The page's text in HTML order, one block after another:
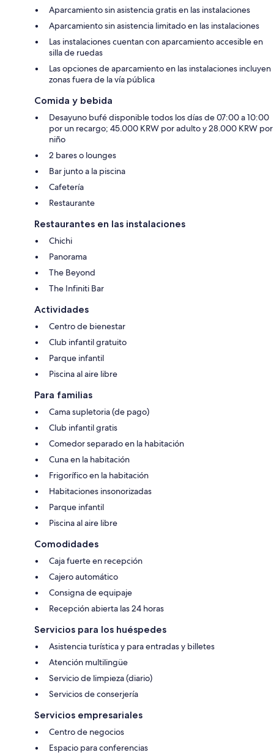
Aparcamiento sin asistencia gratis en las instalaciones
Aparcamiento sin asistencia limitado en las instalaciones
Las instalaciones cuentan con aparcamiento accesible en
silla de ruedas
Las opciones de aparcamiento en las instalaciones incluyen
zonas fuera de la vía pública
Comida y bebida
Desayuno bufé disponible todos los días de 07:00 a 10:00
por un recargo; 45.000 KRW por adulto y 28.000 KRW por
niño
2 bares o lounges
Bar junto a la piscina
Cafetería
Restaurante
Restaurantes en las instalaciones
Chichi
Panorama
The Beyond
The Infiniti Bar
Actividades
Centro de bienestar
Club infantil gratuito
Parque infantil
Piscina al aire libre
Para familias
Cama supletoria (de pago)
Club infantil gratis
Comedor separado en la habitación
Cuna en la habitación
Frigorífico en la habitación
Habitaciones insonorizadas
Parque infantil
Piscina al aire libre
Comodidades
Caja fuerte en recepción
Cajero automático
Consigna de equipaje
Recepción abierta las 24 horas
Servicios para los huéspedes
Asistencia turística y para entradas y billetes
Atención multilingüe
Servicio de limpieza (diario)
Servicios de conserjería
Servicios empresariales
Centro de negocios
Espacio para conferencias